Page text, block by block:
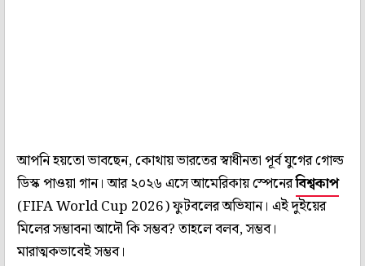
আপনি হয়তো ভাবছেন, কোথায় ভারতের স্বাধীনতা পূর্ব যুগের গোল্ড
ডিস্ক পাওয়া গান। আর ২০২৬ এসে আমেরিকায় স্পেনেরবিশ্বকাপ
(FIFA World Cup 2026) ফুটবলের অভিযান। এই দুইয়ের
মিলের সম্ভাবনা আদৌ কি সম্ভব? তাহলে বলব, সম্ভব।
মারাত্মকভাবেই সম্ভব।